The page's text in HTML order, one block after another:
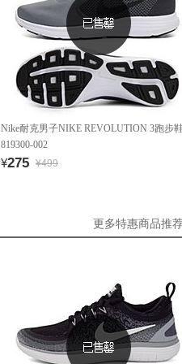
Nike耐克男子NIKE REVOLUTION 3跑步
819300-002
¥275 ¥499
更多特惠商品推